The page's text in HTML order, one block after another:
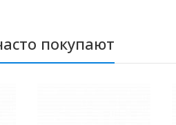
покупают